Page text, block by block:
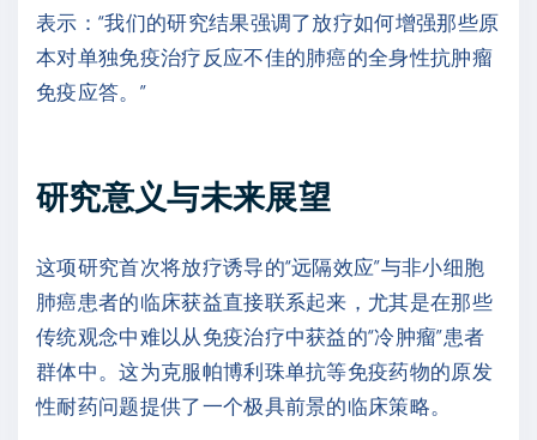
表示：“我们的研究结果强调了放疗如何增强那些原
本对单独免疫治疗反应不佳的肺癌的全身性抗肿瘤
免疫应答。”
研究意义与未来展望
这项研究首次将放疗诱导的“远隔效应”与非小细胞
肺癌患者的临床获益直接联系起来，尤其是在那些
传统观念中难以从免疫治疗中获益的“冷肿瘤”患者
群体中。这为克服帕博利珠单抗等免疫药物的原发
性耐药问题提供了一个极具前景的临床策略。